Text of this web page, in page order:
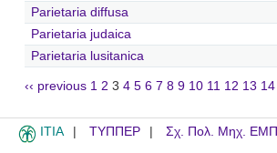
Parietaria diffusa
Parietaria judaica
Parietaria lusitanica
‹‹ previous 1 2 3 4 5 6 7 8 9 10 11 12 13 14
ITIA ΤΥΠΠΕΡ Σχ. Πολ. Μηχ. ΕΜΠ